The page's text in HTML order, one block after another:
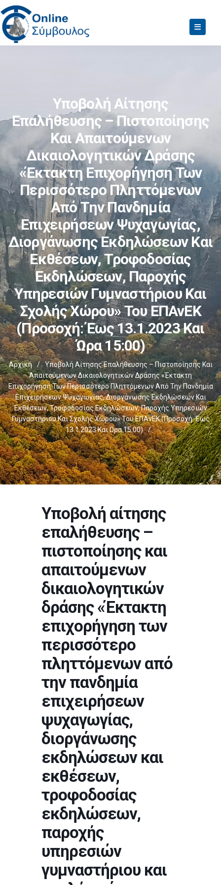
Υποβολή Αίτησης
Επαλήθευσης – Πιστοποίησης
Και Απαιτούμενων
Δικαιολογητικών Δράσης
«Έκτακτη Επιχορήγηση Των
Περισσότερο Πληττόμενων
Από Την Πανδημία
Επιχειρήσεων Ψυχαγωγίας,
Διοργάνωσης Εκδηλώσεων Και
Εκθέσεων, Τροφοδοσίας
Εκδηλώσεων, Παροχής
Υπηρεσιών Γυμναστήριου Και
Σχολής Χώρου» Του ΕΠΑνΕΚ
(Προσοχή: Έως 13.1.2023 Και
Ώρα 15:00)
Αρχική /
Υποβολή Αίτησης Επαλήθευσης – Πιστοποίησης Και
Απαιτούμενων Δικαιολογητικών Δράσης «Έκτακτη
Επιχορήγηση Των Περισσότερο Πληττόμενων Από Την Πανδημία
Επιχειρήσεων Ψυχαγωγίας, Διοργάνωσης Εκδηλώσεων Και
Εκθέσεων, Τροφοδοσίας Εκδηλώσεων, Παροχής Υπηρεσιών
Γυμναστήριου Και Σχολής Χώρου» Του ΕΠΑνΕΚ (Προσοχή: Έως
13.1.2023 Και Ώρα 15:00)
/
Υποβολή αίτησης
επαλήθευσης –
πιστοποίησης και
απαιτούμενων
δικαιολογητικών
δράσης «Έκτακτη
επιχορήγηση των
περισσότερο
πληττόμενων από
την πανδημία
επιχειρήσεων
ψυχαγωγίας,
διοργάνωσης
εκδηλώσεων και
εκθέσεων,
τροφοδοσίας
εκδηλώσεων,
παροχής
υπηρεσιών
γυμναστήριου και